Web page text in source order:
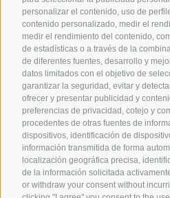
personalizar el contenido, uso de
contenido personalizado, medir el
medir el rendimiento del contenido,
de estadísticas o a través de la
de diferentes fuentes, desarrollo y
datos limitados con el objetivo de
garantizar la seguridad, evitar y
ofrecer y presentar publicidad y
preferencias de privacidad, cotejo y
procedentes de otras fuentes de
dispositivos, identificación de
información transmitida de forma
localización geográfica precisa,
de la información solicitada
or withdraw your consent without
SYNCRO GROUP